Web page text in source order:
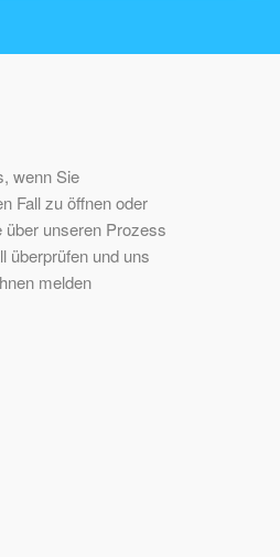
wenn Sie
Fall zu öffnen oder
über unseren Prozess
überprüfen und uns
melden